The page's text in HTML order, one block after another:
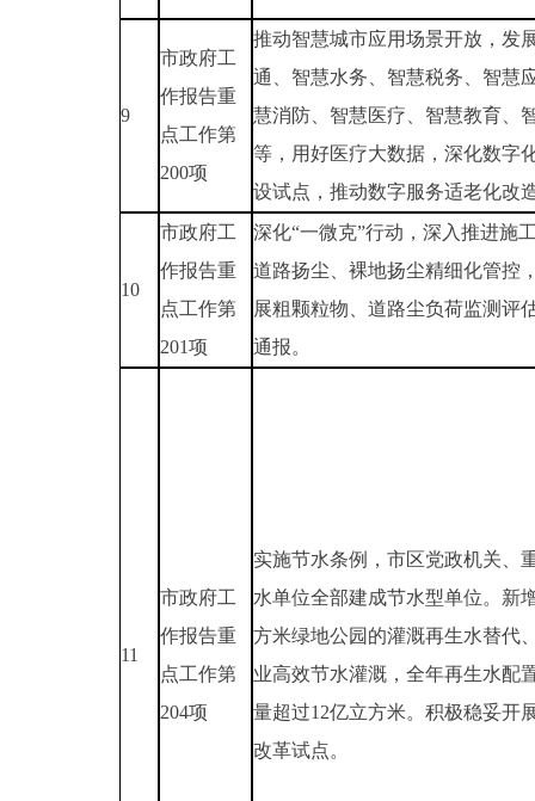
9
市政府工
作报告重
点工作第
200项
推动智慧城市应用场景开放，发
通、智慧水务、智慧税务、智慧
慧消防、智慧医疗、智慧教育、
等，用好医疗大数据，深化数字
设试点，推动数字服务适老化改
10
市政府工
作报告重
点工作第
201项
深化“一微克”行动，深入推进施
道路扬尘、裸地扬尘精细化管控
展粗颗粒物、道路尘负荷监测评
通报。
11
市政府工
作报告重
点工作第
204项
实施节水条例，市区党政机关、
水单位全部建成节水型单位。新
方米绿地公园的灌溉再生水替代
业高效节水灌溉，全年再生水配
量超过12亿立方米。积极稳妥开
改革试点。